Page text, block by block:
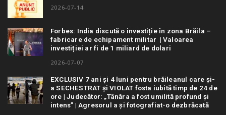
2026-07-14
Forbes: India discută o investiție în zona Brăila –
fabricare de echipament militar | Valoarea
investiției ar fi de 1 miliard de dolari
2026-07-07
EXCLUSIV 7 ani și 4 luni pentru brăileanul care și-
a SECHESTRAT și VIOLAT fosta iubită timp de 24 de
ore | Judecător: „Tânăra a fost umilită profund și
intens” | Agresorul a și fotografiat-o dezbrăcată